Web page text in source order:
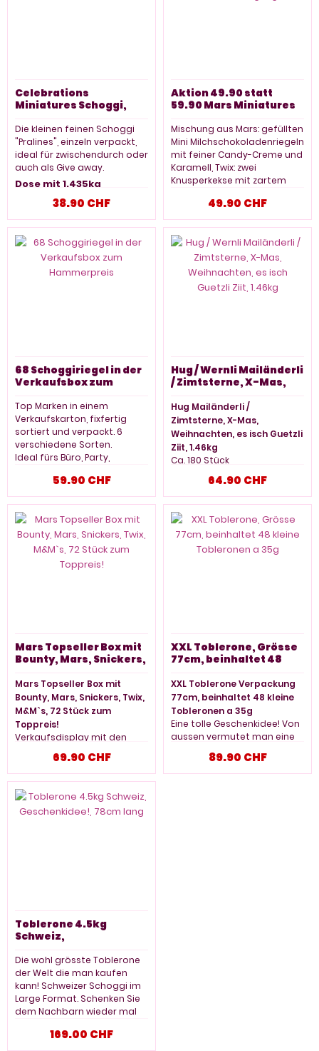
Celebrations
Miniatures Schoggi,
Die kleinen feinen Schoggi
"Pralines", einzeln verpackt,
ideal für zwischendurch oder
auch als Give away.
Dose mit 1.435kg
38.90 CHF
Aktion 49.90 statt
59.90 Mars Miniatures
Naschvergnügen
Mischung aus Mars: gefüllten
Mini Milchschokoladenriegeln
mit feiner Candy-Creme und
Karamell, Twix: zwei
Knusperkekse mit zartem
Milchschokolade umhüllt,
Bounty: gefüllte
Milchschokolade mit
saftigem, weissem
Kokosmark und Snickers:
gefüllte Milchschokolade mit
feiner Candy-Creme,
Karamell und gerösteten
49.90 CHF
68 Schoggiriegel in der
Verkaufsbox zum
Top Marken in einem
Verkaufskarton, fixfertig
sortiert und verpackt. 6
verschiedene Sorten.
Ideal fürs Büro, Party,
Geburtstag usw.
Besuchen Sie auch unseren
Store Sugarplanet in
Neuhausen am Rheinfall.
Gratisparkplätze vor dem
59.90 CHF
Hug / Wernli Mailänderli
/ Zimtsterne, X-Mas,
Guetzli Ziit, 1.46kg
Hug Mailänderli /
Zimtsterne, X-Mas,
Weihnachten, es isch Guetzli
Ziit, 1.46kg
Ca. 180 Stück
Polybeutel. Nur für kurze Zeit.
1.46kg, ca. 180 Stück
64.90 CHF
Mars Topseller Box mit
Bounty, Mars, Snickers,
zum Toppreis!
Mars Topseller Box mit
Bounty, Mars, Snickers, Twix,
M&M`s, 72 Stück zum
Toppreis!
Verkaufsdisplay mit den
Hammerpreis. Pro Riegel
nur 94 Rappen!
Besuchen Sie unsere grossen
Candystore Sugarplanet in
Neuhausen am Rheinfall. 5
69.90 CHF
XXL Toblerone, Grösse
77cm, beinhaltet 48
XXL Toblerone Verpackung
77cm, beinhaltet 48 kleine
Tobleronen a 35g
Eine tolle Geschenkidee! Von
aussen vermutet man eine
Die originelle Verpackung
beinhaltet aber 48 kleine
89.90 CHF
Toblerone 4.5kg
Schweiz,
lang
Die wohl grösste Toblerone
der Welt die man kaufen
kann! Schweizer Schoggi im
Large Format. Schenken Sie
dem Nachbarn wieder mal
guete! Tolle Geschenksidee!
169.00 CHF